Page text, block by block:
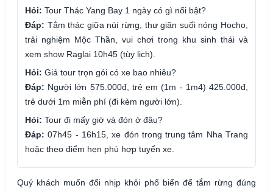
Hỏi: Tour Thác Yang Bay 1 ngày có gì nổi bật?
Đáp: Tắm thác giữa núi rừng, thư giãn suối nóng Hocho,
trải nghiệm Mộc Thần, vui chơi trong khu sinh thái và
xem show Raglai 10h45 (tùy lịch).
Hỏi: Giá tour trọn gói có xe bao nhiêu?
Đáp: Người lớn 575.000đ, trẻ em (1m - 1m4) 425.000đ,
trẻ dưới 1m miễn phí (đi kèm người lớn).
Hỏi: Tour đi mấy giờ và đón ở đâu?
Đáp: 07h45 - 16h15, xe đón trong trung tâm Nha Trang
hoặc theo điểm hẹn phù hợp tuyến xe.
Quý khách muốn đổi nhịp khỏi phố biển để tắm rừng đúng